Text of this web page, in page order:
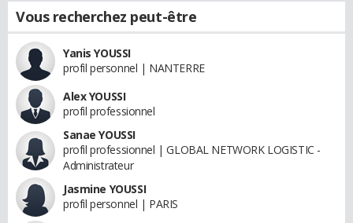
Vous recherchez peut-être
Yanis YOUSSI
profil personnel | NANTERRE
Alex YOUSSI
profil professionnel
Sanae YOUSSI
profil professionnel | GLOBAL NETWORK LOGISTIC -
Administrateur
Jasmine YOUSSI
profil personnel | PARIS